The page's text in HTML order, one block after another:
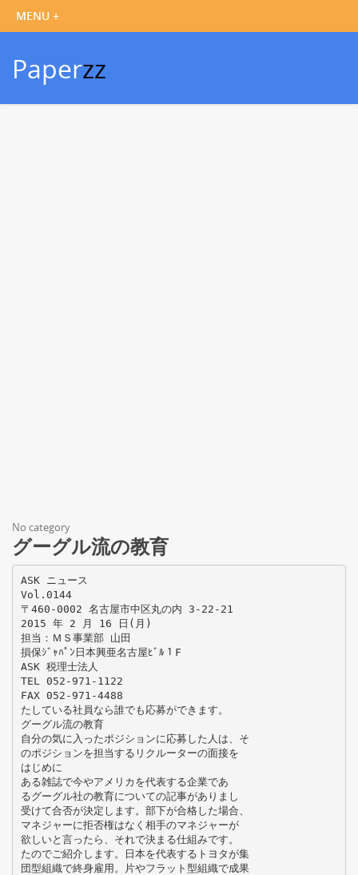
Paperzz
No category
グーグル流の教育
ASK ニュース
Vol.0144
〒460-0002 名古屋市中区丸の内 3-22-21
2015 年 2 月 16 日(月)
担当：ＭＳ事業部 山田
損保ｼﾞｬﾊﾟﾝ日本興亜名古屋ﾋﾞﾙ１F
ASK 税理士法人
TEL 052-971-1122
FAX 052-971-4488
たしている社員なら誰でも応募ができます。
グーグル流の教育
自分の気に入ったポジションに応募した人は、そ
のポジションを担当するリクルーターの面接を
はじめに
ある雑誌で今やアメリカを代表する企業であ
るグーグル社の教育についての記事がありまし
受けて合否が決定します。部下が合格した場合、
マネジャーに拒否権はなく相手のマネジャーが
欲しいと言ったら、それで決まる仕組みです。
たのでご紹介します。日本を代表するトヨタが集
団型組織で終身雇用。片やフラット型組織で成果